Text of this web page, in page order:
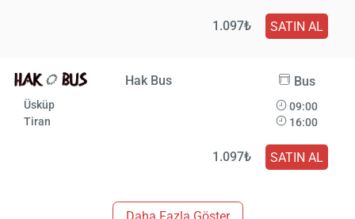
1.097₺ SATIN AL
Hak Bus Bus
Üsküp
Tiran
09:00
16:00
1.097₺ SATIN AL